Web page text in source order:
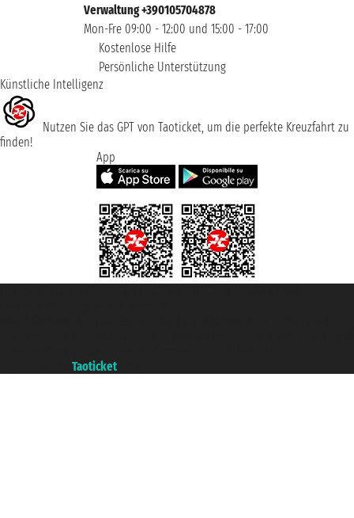
Verwaltung +390105704878
Mon-Fre 09:00 - 12:00 und 15:00 - 17:00
Kostenlose Hilfe
Persönliche Unterstützung
Künstliche Intelligenz
Nutzen Sie das GPT von Taoticket, um die perfekte Kreuzfahrt zu
finden!
App
Taoticket